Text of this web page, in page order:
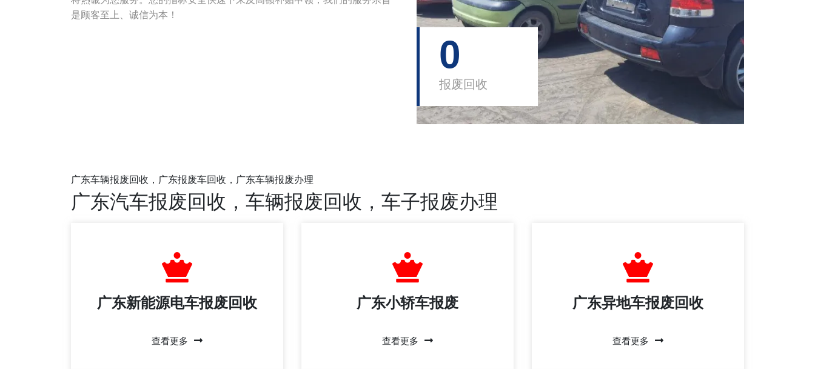
是顾客至上、诚信为本！
0
报废回收
广东车辆报废回收，广东报废车回收，广东车辆报废办理
广东汽车报废回收，车辆报废回收，车子报废办理
广东新能源电车报废回收
查看更多
广东小轿车报废
查看更多
广东异地车报废回收
查看更多